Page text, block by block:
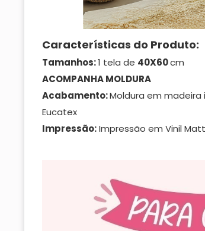
Características do Produto:
Tamanhos:1 tela de 40X60cm
ACOMPANHA MOLDURA
Acabamento:Moldura em
Eucatex
Impressão:Impressão em Vinil